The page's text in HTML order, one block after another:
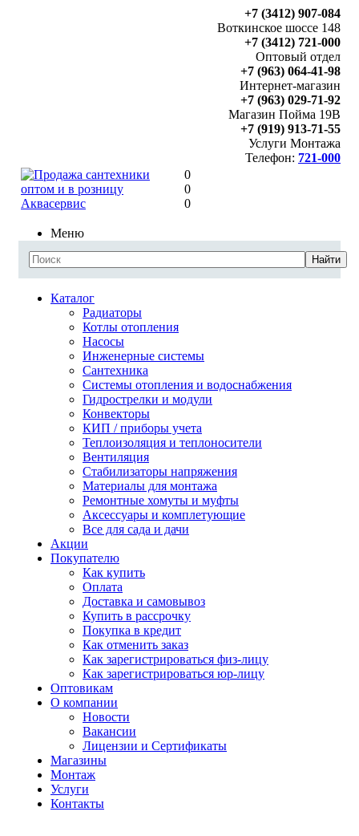
+7 (3412) 907-084
Воткинское шоссе 148
+7 (3412) 721-000
Оптовый отдел
+7 (963) 064-41-98
Интернет-магазин
+7 (963) 029-71-92
Магазин Пойма 19В
+7 (919) 913-71-55
Услуги Монтажа
Телефон: 721-000
0
0
0
Меню
Найти
Каталог
Радиаторы
Котлы отопления
Насосы
Инженерные системы
Сантехника
Системы отопления и водоснабжения
Гидрострелки и модули
Конвекторы
КИП / приборы учета
Теплоизоляция и теплоносители
Вентиляция
Стабилизаторы напряжения
Материалы для монтажа
Ремонтные хомуты и муфты
Аксессуары и комплетующие
Все для сада и дачи
Акции
Покупателю
Как купить
Оплата
Доставка и самовывоз
Купить в рассрочку
Покупка в кредит
Как отменить заказ
Как зарегистрироваться физ-лицу
Как зарегистрироваться юр-лицу
Оптовикам
О компании
Новости
Вакансии
Лицензии и Сертификаты
Магазины
Монтаж
Услуги
Контакты